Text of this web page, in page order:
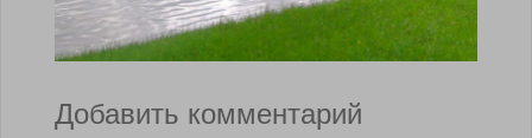
Добавить комментарий